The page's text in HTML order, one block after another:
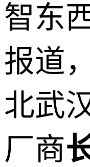
智东
报道
北武
厂商